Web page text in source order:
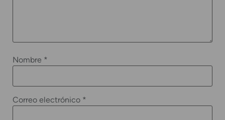
Nombre *
Correo electrónico *